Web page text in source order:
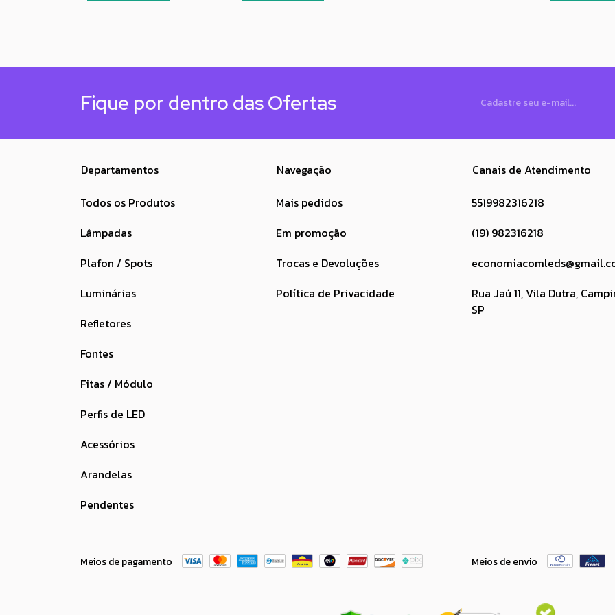
Fique por dentro das Ofertas
Departamentos
Todos os Produtos
Lâmpadas
Plafon / Spots
Luminárias
Refletores
Fontes
Fitas / Módulo
Perfis de LED
Acessórios
Arandelas
Pendentes
Navegação
Mais pedidos
Em promoção
Trocas e Devoluções
Política de Privacidade
Canais de Atendimento
5519982316218
(19) 982316218
Rua Jaú 11, Vila Dutra,
SP
Meios de pagamento Meios de envio